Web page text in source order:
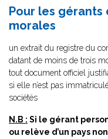
Pour les gérants
morales
un extrait du registre du
datant de moins de trois
tout document officiel
si elle n’est pas
sociétés
N.B : Si le gérant
ou relève d’un pays